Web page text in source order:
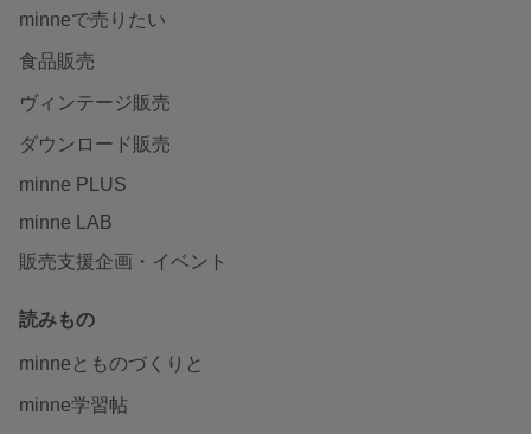
minneで売りたい
食品販売
ヴィンテージ販売
ダウンロード販売
minne PLUS
minne LAB
販売支援企画・イベント
読みもの
minneとものづくりと
minne学習帖